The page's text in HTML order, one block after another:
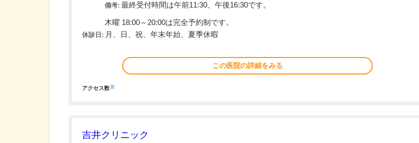
備考: 最終受付時間は午前11:30、午後16:30です。
木曜 18:00～20:00は完全予約制です。
休診日: 月、日、祝、年末年始、夏季休暇
この医院の詳細をみる
アクセス数※
吉井クリニック